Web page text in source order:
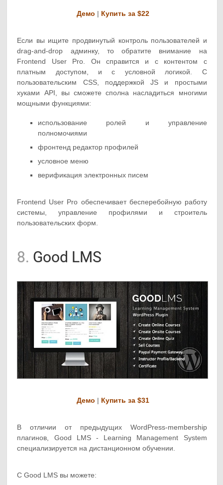
Демо | Купить за $22
Если вы ищите продвинутый контроль пользователей и
drag-and-drop админку, то обратите внимание на
Frontend User Pro. Он справится и с контентом с
платным доступом, и с условной логикой. С
пользовательским CSS, поддержкой JS и простыми
хуками API, вы сможете сполна насладиться многими
мощными функциями:
использование ролей и управление
полномочиями
фронтенд редактор профилей
условное меню
верификация электронных писем
Frontend User Pro обеспечивает бесперебойную работу
системы, управление профилями и строитель
пользовательских форм.
8. Good LMS
Демо | Купить за $31
В отличии от предыдущих WordPress-membership
плагинов, Good LMS - Learning Management System
специализируется на дистанционном обучении.
С Good LMS вы можете: